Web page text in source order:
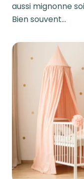
aussi mignonne
Bien souvent…